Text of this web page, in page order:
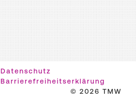
Datenschutz
Barrierefreiheitserklärung
© 2026 TMW